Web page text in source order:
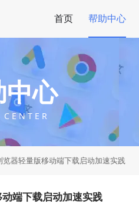
首页 帮助中心
心
E N T E R
览器轻量版移动端下载启动加速实践
端下载启动加速实践